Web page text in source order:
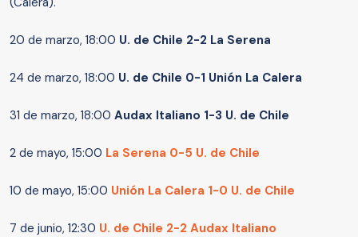
20 de marzo, 18:00 U. de Chile 2-2 La Serena
24 de marzo, 18:00 U. de Chile 0-1 Unión La Calera
31 de marzo, 18:00 Audax Italiano 1-3 U. de Chile
2 de mayo, 15:00 La Serena 0-5 U. de Chile
10 de mayo, 15:00 Unión La Calera 1-0 U. de Chile
7 de junio, 12:30 U. de Chile 2-2 Audax Italiano